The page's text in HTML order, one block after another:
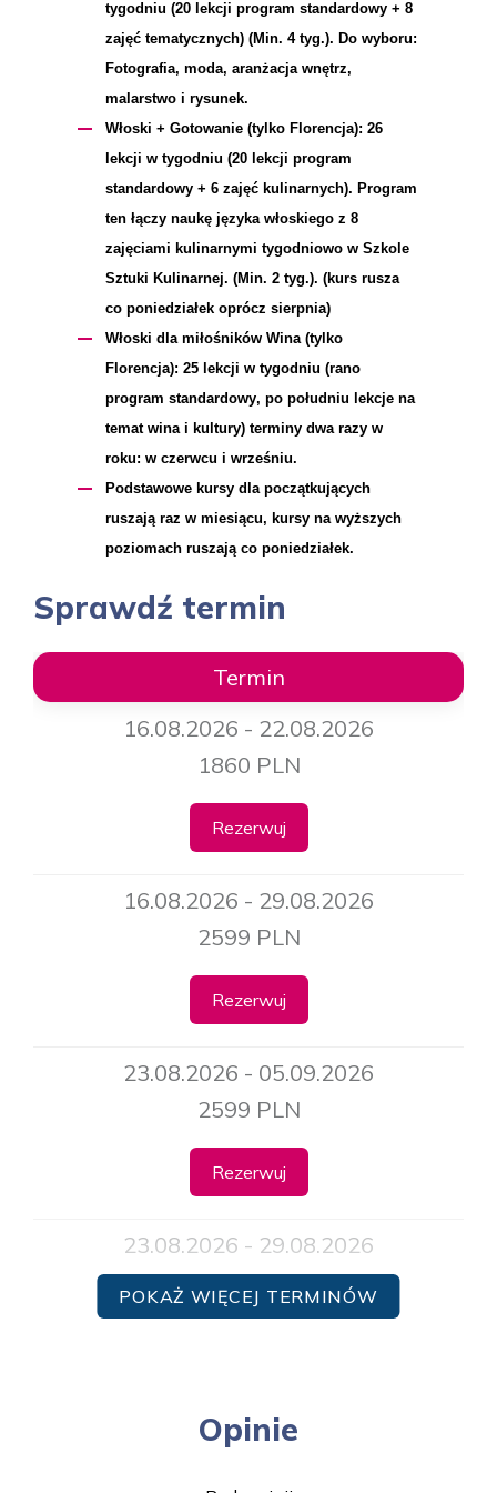
tygodniu (20 lekcji program standardowy + 8
zajęć tematycznych) (Min. 4 tyg.). Do wyboru:
Fotografia, moda, aranżacja wnętrz,
malarstwo i rysunek.
Włoski + Gotowanie (tylko Florencja): 26
lekcji w tygodniu (20 lekcji program
standardowy + 6 zajęć kulinarnych). Program
ten łączy naukę języka włoskiego z 8
zajęciami kulinarnymi tygodniowo w Szkole
Sztuki Kulinarnej. (Min. 2 tyg.). (kurs rusza
co poniedziałek oprócz sierpnia)
Włoski dla miłośników Wina (tylko
Florencja): 25 lekcji w tygodniu (rano
program standardowy, po południu lekcje na
temat wina i kultury) terminy dwa razy w
roku: w czerwcu i wrześniu.
Podstawowe kursy dla początkujących
ruszają raz w miesiącu, kursy na wyższych
poziomach ruszają co poniedziałek.
Sprawdź termin
Termin
16.08.2026 - 22.08.2026
1860 PLN
Rezerwuj
16.08.2026 - 29.08.2026
2599 PLN
Rezerwuj
23.08.2026 - 05.09.2026
2599 PLN
Rezerwuj
23.08.2026 - 29.08.2026
1860 PLN
30.08.2026 - 12.09.2026
2599 PLN
POKAŻ WIĘCEJ TERMINÓW
Opinie